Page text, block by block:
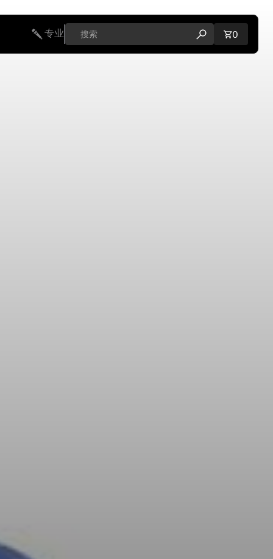
专业 打开搜索弹出窗口
购物车
0